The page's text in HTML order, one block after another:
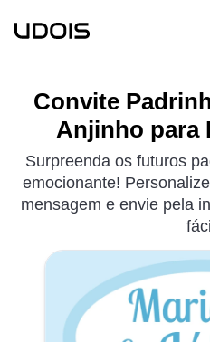
Convite
Anjinho para
Surpreenda os futuros
emocionante!
mensagem e envie pela